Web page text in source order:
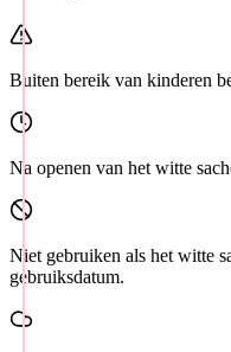
Buiten bereik van kinderen
Na openen van het witte
Niet gebruiken als het witte
gebruiksdatum.